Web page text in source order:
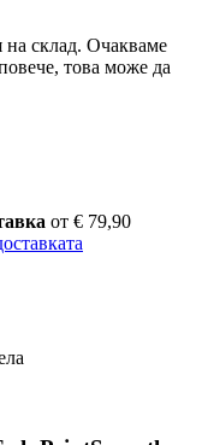
склад. Очакваме
това може да
от € 79,90